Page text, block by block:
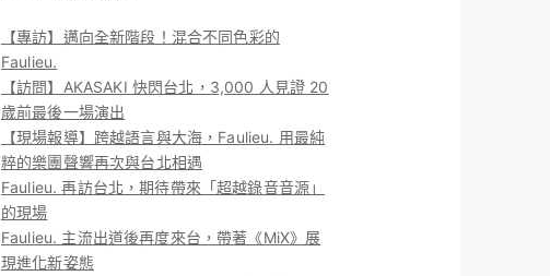
【專訪】邁向全新階段！混合不同色彩的
Faulieu.
【訪問】AKASAKI 快閃台北，3,000 人見證 20
歲前最後一場演出
【現場報導】跨越語言與大海，Faulieu. 用最純
粹的樂團聲響再次與台北相遇
Faulieu. 再訪台北，期待帶來「超越錄音音源」
的現場
Faulieu. 主流出道後再度來台，帶著《MiX》展
現進化新姿態